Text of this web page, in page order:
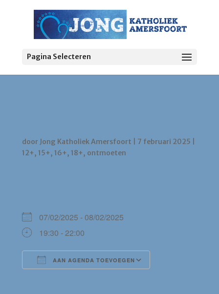
Pagina Selecteren
door Jong Katholiek Amersfoort 7 februari 2025
12+, 15+, 16+, 18+, ontmoeten
07/02/2025 - 08/02/2025
19:30 - 22:00
AAN AGENDA TOEVOEGEN